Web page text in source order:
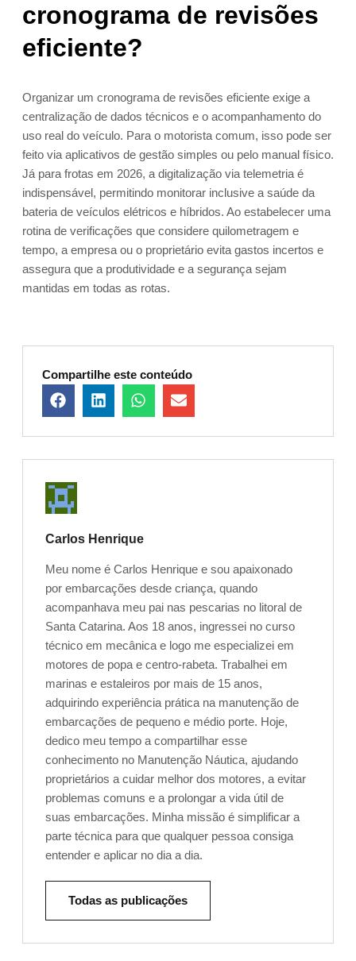
cronograma de revisões
eficiente?
Organizar um cronograma de revisões eficiente exige a
centralização de dados técnicos e o acompanhamento do
uso real do veículo. Para o motorista comum, isso pode ser
feito via aplicativos de gestão simples ou pelo manual físico.
Já para frotas em 2026, a digitalização via telemetria é
indispensável, permitindo monitorar inclusive a saúde da
bateria de veículos elétricos e híbridos. Ao estabelecer uma
rotina de verificações que considere quilometragem e
tempo, a empresa ou o proprietário evita gastos incertos e
assegura que a produtividade e a segurança sejam
mantidas em todas as rotas.
Compartilhe este conteúdo
Carlos Henrique
Meu nome é Carlos Henrique e sou apaixonado
por embarcações desde criança, quando
acompanhava meu pai nas pescarias no litoral de
Santa Catarina. Aos 18 anos, ingressei no curso
técnico em mecânica e logo me especializei em
motores de popa e centro-rabeta. Trabalhei em
marinas e estaleiros por mais de 15 anos,
adquirindo experiência prática na manutenção de
embarcações de pequeno e médio porte. Hoje,
dedico meu tempo a compartilhar esse
conhecimento no Manutenção Náutica, ajudando
proprietários a cuidar melhor dos motores, a evitar
problemas comuns e a prolongar a vida útil de
suas embarcações. Minha missão é simplificar a
parte técnica para que qualquer pessoa consiga
entender e aplicar no dia a dia.
Todas as publicações